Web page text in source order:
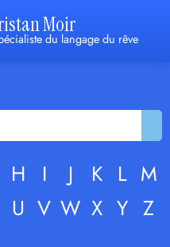
Moir
du langage du rêve
H I J K L M
U V W X Y Z